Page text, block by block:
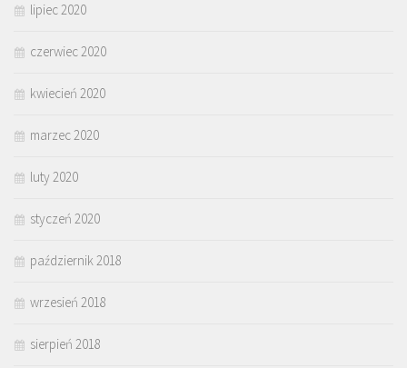
lipiec 2020
czerwiec 2020
kwiecień 2020
marzec 2020
luty 2020
styczeń 2020
październik 2018
wrzesień 2018
sierpień 2018